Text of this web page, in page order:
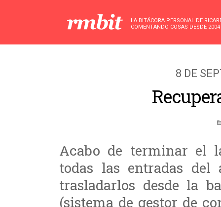
LA BITÁCORA PERSONAL DE
COMENTANDO COSAS DESDE 2004
8 DE
Acabo de terminar el
todas las entradas
trasladarlos desde la
(sistema de gestor de